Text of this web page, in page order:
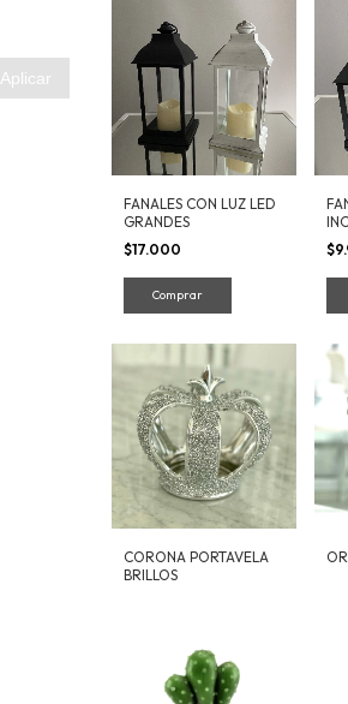
Aplicar
FANALES CON LUZ LED
GRANDES
$17.000
Comprar
CORONA PORTAVELA
BRILLOS